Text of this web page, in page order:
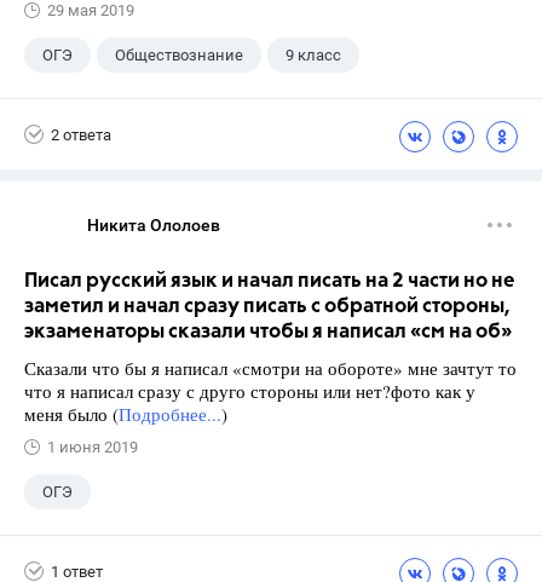
29 мая 2019
ОГЭ Обществознание 9 класс
2 ответа
Никита Ололоев
Писал русский язык и начал писать на 2 части но не
заметил и начал сразу писать с обратной стороны,
экзаменаторы сказали чтобы я написал «см на об»
Сказали что бы я написал «смотри на обороте» мне зачтут то
что я написал сразу с друго стороны или нет?фото как у
меня было (Подробнее...)
1 июня 2019
ОГЭ
1 ответ